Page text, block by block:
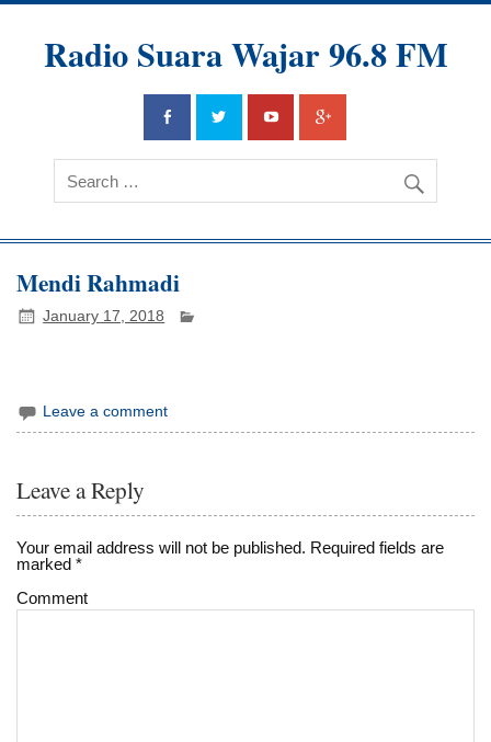
Radio Suara Wajar 96.8 FM
Mendi Rahmadi
January 17, 2018
Leave a comment
Leave a Reply
Your email address will not be published. Required fields are
marked*
Comment